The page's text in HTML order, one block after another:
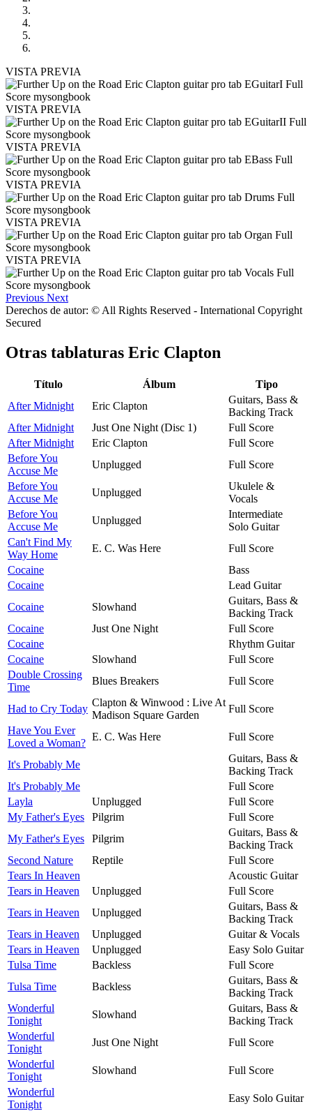
VISTA PREVIA
VISTA PREVIA
VISTA PREVIA
VISTA PREVIA
VISTA PREVIA
VISTA PREVIA
Previous Next
Derechos de autor: © All Rights Reserved - International Copyright
Secured
Otras tablaturas Eric Clapton
Título Álbum
Tipo
After Midnight
Eric Clapton
Guitars, Bass &
Backing Track
After Midnight
Just One Night (Disc 1)
Full Score
After Midnight
Eric Clapton
Full Score
Before You
Accuse Me
Unplugged
Full Score
Before You
Accuse Me
Unplugged
Ukulele &
Vocals
Before You
Accuse Me
Unplugged
Intermediate
Solo Guitar
Can't Find My
Way Home
E. C. Was Here
Full Score
Cocaine
Bass
Cocaine
Lead Guitar
Cocaine
Slowhand
Guitars, Bass &
Backing Track
Cocaine
Just One Night
Full Score
Cocaine
Rhythm Guitar
Cocaine
Slowhand
Full Score
Double Crossing
Time
Blues Breakers Full Score
Had to Cry Today
Clapton & Winwood : Live At
Madison Square Garden
Full Score
Have You Ever
Loved a Woman?
E. C. Was Here Full Score
It's Probably Me
Guitars, Bass &
Backing Track
It's Probably Me
Full Score
Layla
Unplugged
Full Score
My Father's Eyes
Pilgrim
Full Score
My Father's Eyes
Pilgrim
Guitars, Bass &
Backing Track
Second Nature
Reptile
Full Score
Tears In Heaven
Acoustic Guitar
Tears in Heaven
Unplugged
Full Score
Tears in Heaven
Unplugged
Guitars, Bass &
Backing Track
Tears in Heaven
Unplugged
Guitar & Vocals
Tears in Heaven
Unplugged
Easy Solo Guitar
Tulsa Time
Backless
Full Score
Tulsa Time
Backless
Guitars, Bass &
Backing Track
Wonderful
Tonight
Slowhand
Guitars, Bass &
Backing Track
Wonderful
Tonight
Just One Night
Full Score
Wonderful
Tonight
Slowhand
Full Score
Wonderful
Tonight
Easy Solo Guitar